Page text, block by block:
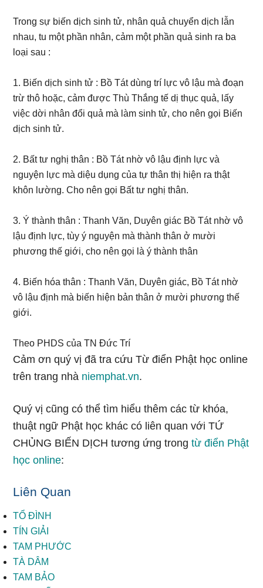
Trong sự biến dịch sinh tử, nhân quả chuyển dịch lẫn
nhau, tu một phần nhân, cảm một phần quả sinh ra ba
loại sau :
1. Biến dịch sinh tử : Bồ Tát dùng trí lực vô lậu mà đoạn
trừ thô hoặc, cảm được Thù Thắng tế dị thục quả, lấy
việc dời nhân đổi quả mà làm sinh tử, cho nên gọi Biến
dịch sinh tử.
2. Bất tư nghị thân : Bồ Tát nhờ vô lậu định lực và
nguyện lực mà diệu dụng của tự thân thị hiện ra thật
khôn lường. Cho nên gọi Bất tư nghị thân.
3. Ý thành thân : Thanh Văn, Duyên giác Bồ Tát nhờ vô
lậu định lực, tùy ý nguyện mà thành thân ở mười
phương thế giới, cho nên gọi là ý thành thân
4. Biến hóa thân : Thanh Văn, Duyên giác, Bồ Tát nhờ
vô lậu định mà biến hiện bản thân ở mười phương thế
giới.
Theo PHDS của TN Đức Trí
Cảm ơn quý vị đã tra cứu Từ điển Phật học online
trên trang nhà niemphat.vn.
Quý vị cũng có thể tìm hiểu thêm các từ khóa,
thuật ngữ Phật học khác có liên quan với TỨ
CHỦNG BIẾN DỊCH tương ứng trongtừ điển Phật
học online:
Liên Quan
TỔ ĐÌNH
TÍN GIẢI
TAM PHƯỚC
TÀ DÂM
TAM BẢO